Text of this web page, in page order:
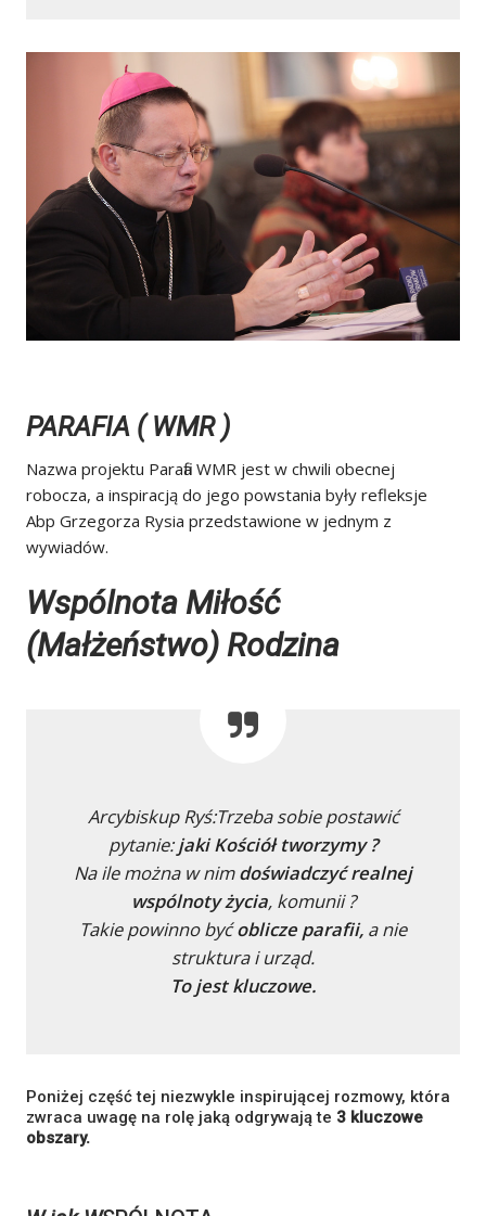
PARAFIA ( WMR )
Nazwa projektu Parafia WMR jest w chwili obecnej
robocza, a inspiracją do jego powstania były refleksje
Abp Grzegorza Rysia przedstawione w jednym z
wywiadów.
Wspólnota Miłość
(Małżeństwo) Rodzina
Arcybiskup Ryś:Trzeba sobie postawić
pytanie:jaki Kościół tworzymy ?
Na ile można w nimdoświadczyć realnej
wspólnoty życia, komunii ?
Takie powinno byćoblicze parafii, a nie
struktura i urząd.
To jest kluczowe.
Poniżej część tej niezwykle inspirującej rozmowy, która
zwraca uwagę na rolę jaką odgrywają te 3 kluczowe
obszary.